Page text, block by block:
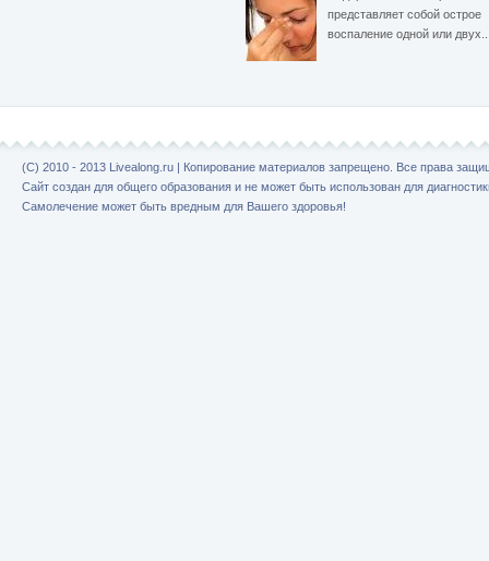
представляет собой острое
воспаление одной или
(C) 2010 - 2013 Livealong.ru | Копирование материалов запрещено. Все права
Сайт создан для общего образования и не может быть использован для
Самолечение может быть вредным для Вашего здоровья!